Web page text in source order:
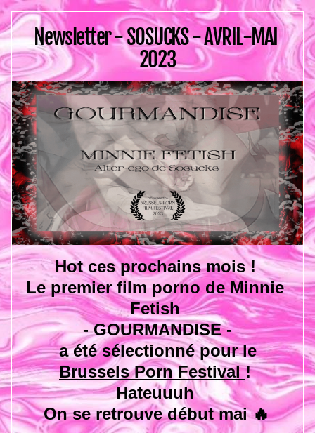
Newsletter - SOSUCKS - AVRIL-MAI
2023
Hot ces prochains mois !
Le premier film porno de Minnie
Fetish
- GOURMANDISE -
a été sélectionné pour le
Brussels Porn Festival !
Hateuuuh
On se retrouve début mai 🔥